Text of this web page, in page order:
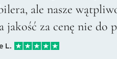
ale nasze
jakość za cenę nie do
L.